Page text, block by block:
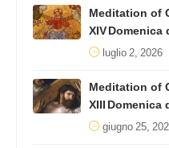
Meditation of
XIV
luglio 2, 2026
Meditation of
XIII
giugno 25,